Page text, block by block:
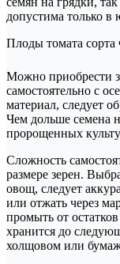
допустима только
Плоды томата сорта
Можно приобрести
самостоятельно с
материал, следует
Чем дольше семена
пророщенных
Сложность
размере зерен.
овощ, следует
или отжать через
промыть от
хранится до
холщовом или